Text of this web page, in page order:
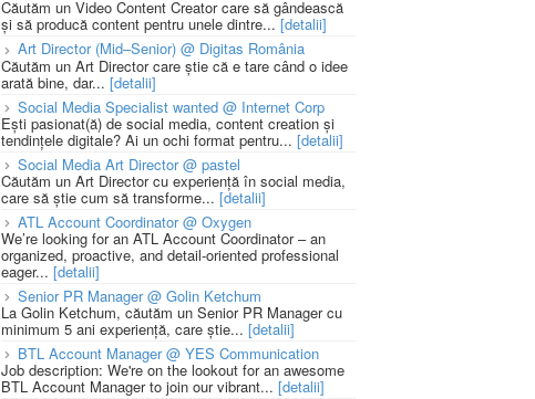
Căutăm un Video Content Creator care să gândească
și să producă content pentru unele dintre... [detalii]
Art Director (Mid–Senior) @ Digitas România
Căutăm un Art Director care știe că e tare când o idee
arată bine, dar... [detalii]
Social Media Specialist wanted @ Internet Corp
Ești pasionat(ă) de social media, content creation și
tendințele digitale? Ai un ochi format pentru... [detalii]
Social Media Art Director @ pastel
Căutăm un Art Director cu experiență în social media,
care să știe cum să transforme... [detalii]
ATL Account Coordinator @ Oxygen
We’re looking for an ATL Account Coordinator – an
organized, proactive, and detail-oriented professional
eager... [detalii]
Senior PR Manager @ Golin Ketchum
La Golin Ketchum, căutăm un Senior PR Manager cu
minimum 5 ani experiență, care știe... [detalii]
BTL Account Manager @ YES Communication
Job description: We're on the lookout for an awesome
BTL Account Manager to join our vibrant... [detalii]